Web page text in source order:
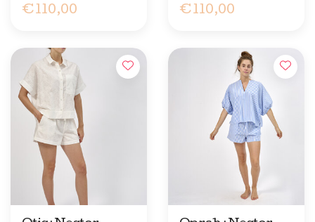
Streep
€110,00
Bloem
€110,00